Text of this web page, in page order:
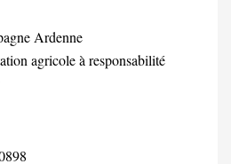
Ardenne
agricole à responsabilité